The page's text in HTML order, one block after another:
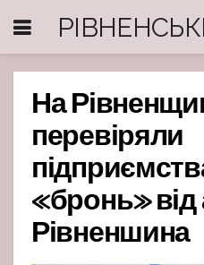
На
перевіряли
«бронь» від
Рівненшина